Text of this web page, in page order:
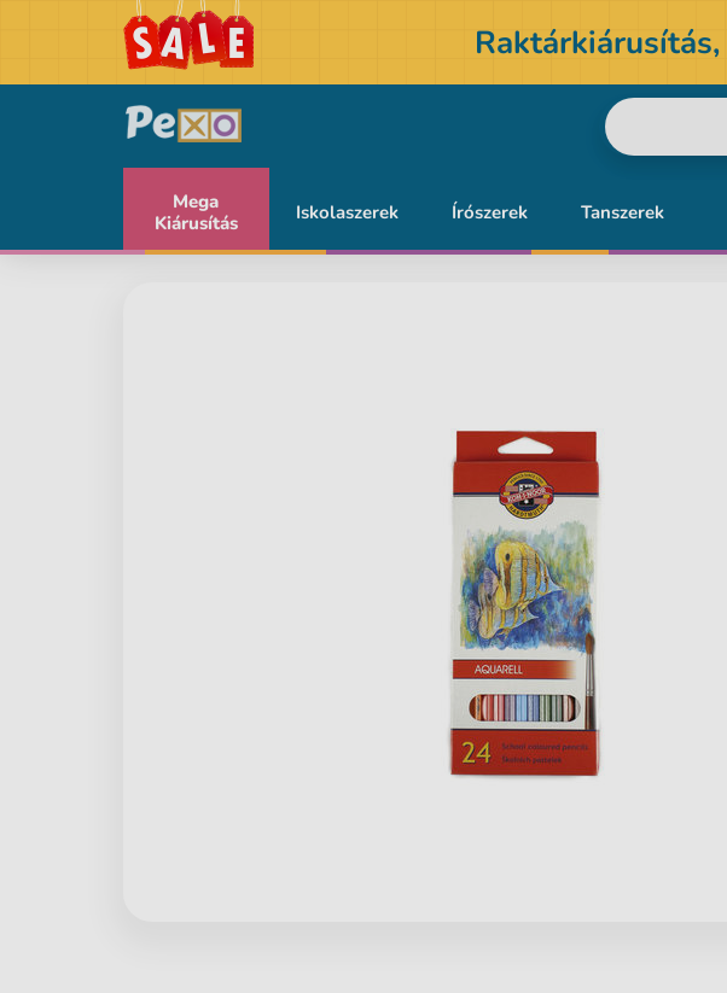
Raktárkiárusítás,
Mega
Kiárusítás
Iskolaszerek Írószerek Tanszerek